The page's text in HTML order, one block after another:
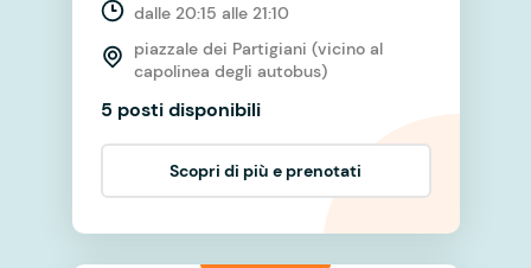
dalle 20:15 alle 21:10
piazzale dei Partigiani (vicino al
capolinea degli autobus)
5 posti disponibili
Scopri di più e prenotati